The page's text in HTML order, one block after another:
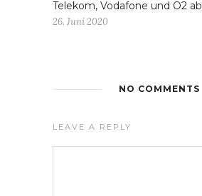
Telekom, Vodafone und O2 ab
26. Juni 2020
NO COMMENTS
LEAVE A REPLY